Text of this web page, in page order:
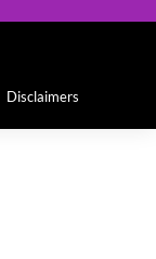
Disclaimers